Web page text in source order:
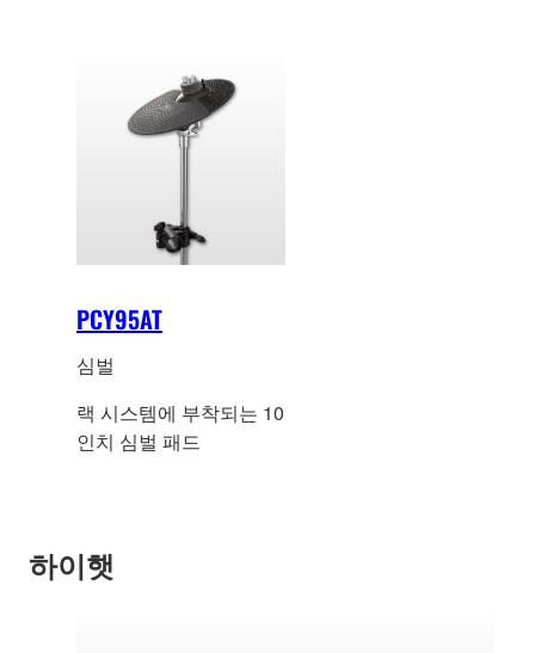
PCY95AT
심벌
랙 시스템에 부착되는 10
인치 심벌 패드
하이햇